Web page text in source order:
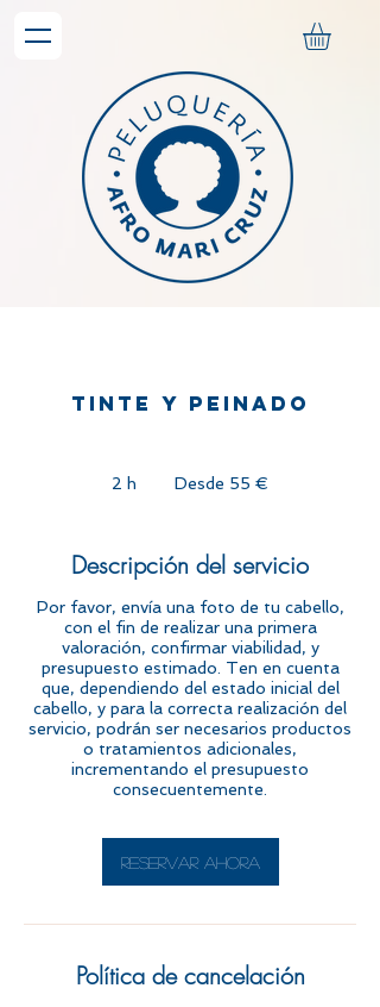
Tinte y peinado
2 h
eurosDesde 55 €
Descripción del servicio
Por favor, envía una foto de tu cabello,
con el fin de realizar una primera
valoración, confirmar viabilidad, y
presupuesto estimado. Ten en cuenta
que, dependiendo del estado inicial del
cabello, y para la correcta realización del
servicio, podrán ser necesarios productos
o tratamientos adicionales,
incrementando el presupuesto
consecuentemente.
Reservar ahora
Política de cancelación